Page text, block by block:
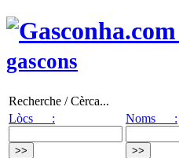
gascons
Recherche / Cèrca...
Lòcs :
Noms :